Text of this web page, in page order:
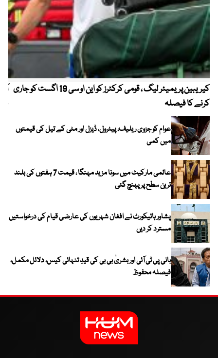
کیریبین پریمیئر لیگ ، قومی کرکٹرز کو این او سی 19 اگست کو جاری
کرنے کا فیصلہ
عوام کو جزوی ریلیف، پیٹرول، ڈیزل اور مٹی کے تیل کی قیمتوں
میں کمی
عالمی مارکیٹ میں سونا مزید مہنگا ، قیمت 7 ہفتوں کی بلند
ترین سطح پر پہنچ گئی
پشاور ہائیکورٹ نے افغان شہریوں کی عارضی قیام کی درخواستیں
مسترد کر دیں
بانی پی ٹی آئی اور بشریٰ بی بی کی قیدِ تنہائی کیس، دلائل مکمل،
فیصلہ محفوظ